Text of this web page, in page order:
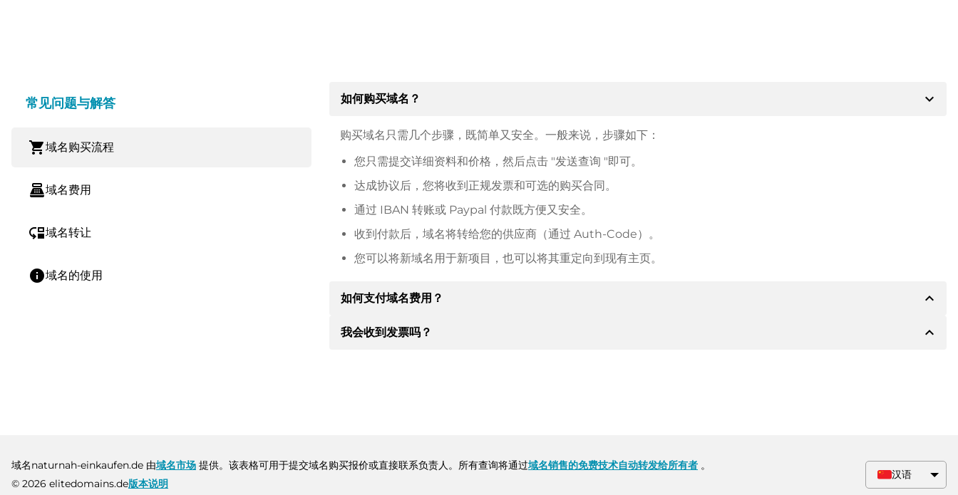
常见问题与解答
shopping_cart域名购买流程
point_of_sale域名费用
move_down域名转让
info域名的使用
如何购买域名？ expand_more
购买域名只需几个步骤，既简单又安全。一般来说，步骤如下：
您只需提交详细资料和价格，然后点击 "发送查询 "即可。
达成协议后，您将收到正规发票和可选的购买合同。
通过 IBAN 转账或 Paypal 付款既方便又安全。
收到付款后，域名将转给您的供应商（通过 Auth-Code）。
您可以将新域名用于新项目，也可以将其重定向到现有主页。
如何支付域名费用？ expand_less
达成协议后，房东将通知您付款细节。房主随后会向您提供 SEPA 银行的详细信息，如果需要，还可以提供 Paypal 或
我会收到发票吗？ expand_less
汉语
域名naturnah-einkaufen.de 由域名市场 提供。该表格可用于提交域名购买报价或直接联系负责人。所有查询将通过域名销售的免费技术自动转发给所有者 。
© 2026 elitedomains.de版本说明